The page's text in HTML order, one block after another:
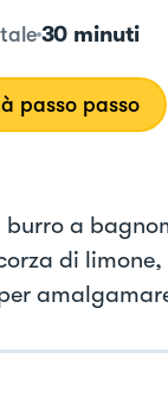
30 minuti
passo passo
burro a
di limone,